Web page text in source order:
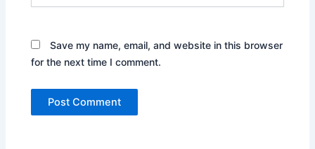
Save my name, email, and website in this browser
for the next time I comment.